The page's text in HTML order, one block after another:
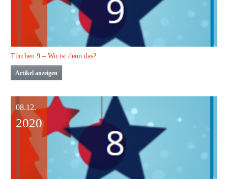
Türchen 9 – Wo ist denn das?
Artikel anzeigen
08.12.
2020